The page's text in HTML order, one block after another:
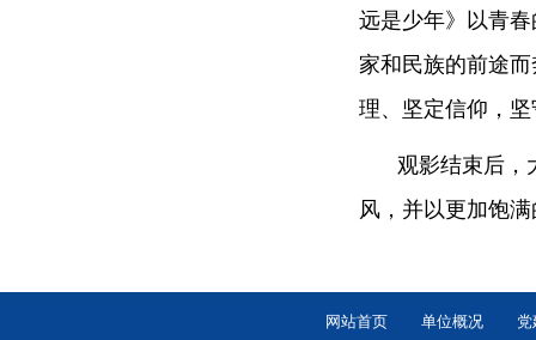
远是少年》以青
家和民族的前途
理、坚定信仰，
观影结束后，
风，并以更加饱
网站首页 单位概况 党